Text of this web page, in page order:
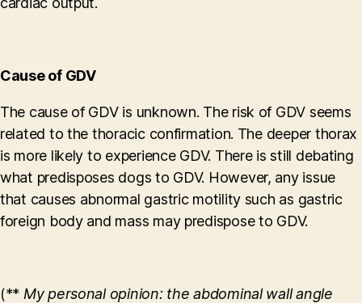
Cause of GDV
The cause of GDV is unknown. The risk of GDV seems
related to the thoracic confirmation. The deeper thorax
is more likely to experience GDV. There is still debating
what predisposes dogs to GDV. However, any issue
that causes abnormal gastric motility such as gastric
foreign body and mass may predispose to GDV.
(** My personal opinion: the abdominal wall angle